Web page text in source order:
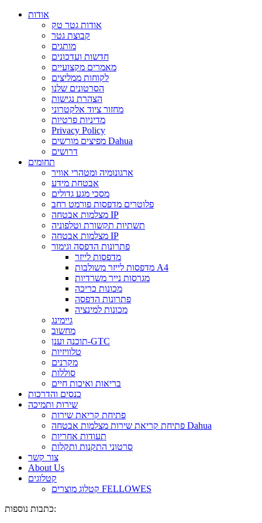
אודות
אודות גטר טק
קבוצת גטר
מותגים
חדשות ועדכונים
מאמרים מקצועיים
לקוחות ממליצים
הסרטונים שלנו
הצהרת נגישות
מחזור ציוד אלקטרוני
מדיניות פרטיות
Privacy Policy
מפיצים מורשים Dahua
דרושים
תחומים
ארגונומיה ומטהרי אוויר
אבטחת מידע
מסכי מגע גדולים
פלוטרים מדפסות פורמט רחב
מצלמות אבטחה IP
תשתיות תקשורת וטלפוניה
מצלמות אבטחה IP
פתרונות הדפסה וגימור
מדפסות לייזר
מדפסות לייזר משולבות A4
מגרסות נייר משרדיות
מכונות כריכה
פתרונות הדפסה
מכונות למינציה
גיימינג
מחשוב
תוכנה וענן-GTC
טלוויזיות
מקרנים
סוללות
בריאות ואיכות חיים
כנסים והדרכות
שירות ותמיכה
פתיחת קריאת שירות
פתיחת קריאת שירות מצלמות אבטחה Dahua
תעודות אחריות
סרטוני התקנות ותקלות
צור קשר
About Us
קטלוגים
קטלוג מוצרים FELLOWES
כתבות נוספות: